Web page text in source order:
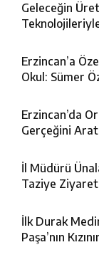
Geleceğin
Erzincan’a
Okul: Sümer
Erzincan’da
Gerçeğini
İl Müdürü
Taziye
İlk Durak
Paşa’nın